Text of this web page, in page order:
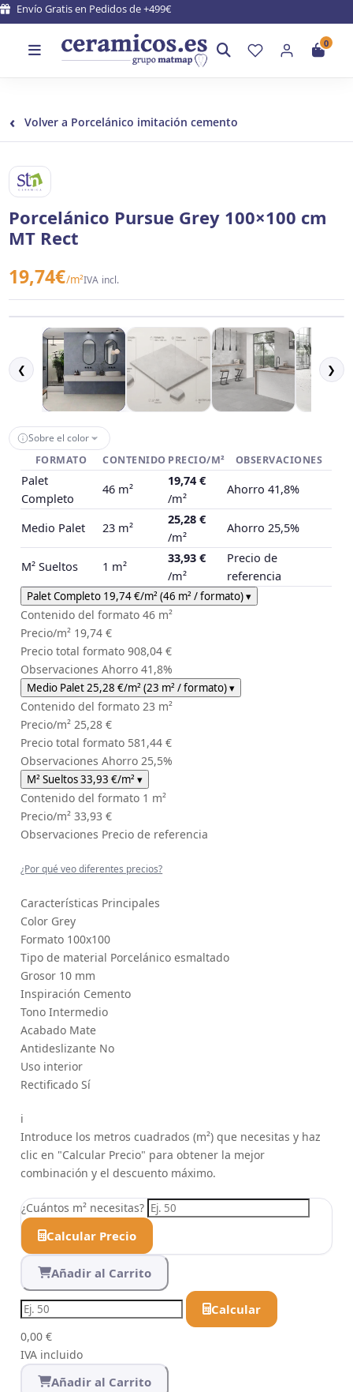
Envío Gratis en Pedidos de +499€
0
‹ Volver a Porcelánico imitación cemento
STN CERAMICA
Porcelánico Pursue Grey 100×100 cm
MT Rect
19,74€/m²IVA incl.
❮ ❯
Sobre el color
FORMATO
CONTENIDO PRECIO/M² OBSERVACIONES
Palet
Completo
46 m²
19,74 €
/m²
Ahorro 41,8%
Medio Palet 23 m²
25,28 €
/m²
Ahorro 25,5%
M² Sueltos 1 m²
33,93 €
/m²
Precio de
referencia
Palet Completo 19,74 €/m² (46 m² / formato)▾
Contenido del formato 46 m²
Precio/m² 19,74 €
Precio total formato 908,04 €
Observaciones Ahorro 41,8%
Medio Palet 25,28 €/m² (23 m² / formato)▾
Contenido del formato 23 m²
Precio/m² 25,28 €
Precio total formato 581,44 €
Observaciones Ahorro 25,5%
M² Sueltos33,93 €/m² ▾
Contenido del formato 1 m²
Precio/m² 33,93 €
Observaciones Precio de referencia
¿Por qué veo diferentes precios?
Características Principales
Color Grey
Formato 100x100
Tipo de material Porcelánico esmaltado
Grosor 10 mm
Inspiración Cemento
Tono Intermedio
Acabado Mate
Antideslizante No
Uso interior
Rectificado Sí
i
Introduce los metros cuadrados (m²) que necesitas y haz
clic en "Calcular Precio" para obtener la mejor
combinación y el descuento máximo.
¿Cuántos m² necesitas?
Calcular Precio
Añadir al Carrito
Calcular
0,00 €
IVA incluido
Añadir al Carrito